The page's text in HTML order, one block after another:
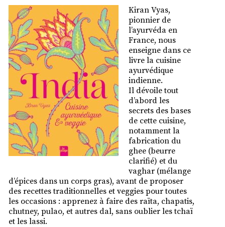
Kiran Vyas,
pionnier de
l’ayurvéda en
France, nous
enseigne dans ce
livre la cuisine
ayurvédique
indienne.
Il dévoile tout
d’abord les
secrets des bases
de cette cuisine,
notamment la
fabrication du
ghee (beurre
clarifié) et du
vaghar (mélange
d’épices dans un corps gras), avant de proposer
des recettes traditionnelles et veggies pour toutes
les occasions : apprenez à faire des raïta, chapatis,
chutney, pulao, et autres dal, sans oublier les tchaï
et les lassi.